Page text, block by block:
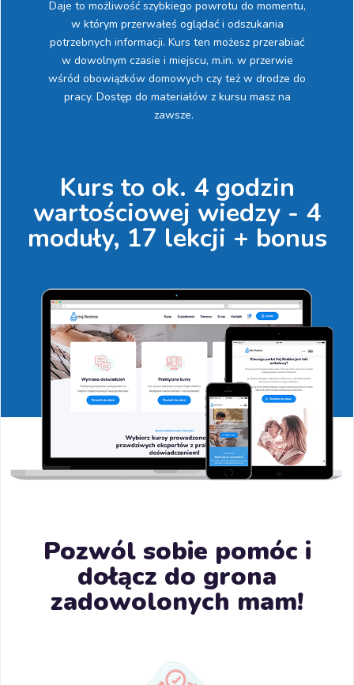
Daje to możliwość szybkiego powrotu do momentu,
w którym przerwałeś oglądać i odszukania
potrzebnych informacji. Kurs ten możesz przerabiać
w dowolnym czasie i miejscu, m.in. w przerwie
wśród obowiązków domowych czy też w drodze do
pracy. Dostęp do materiałów z kursu masz na
zawsze.
Kurs to ok. 4 godzin
wartościowej wiedzy - 4
moduły, 17 lekcji + bonus
Pozwól sobie pomóc i
dołącz do grona
zadowolonych mam!